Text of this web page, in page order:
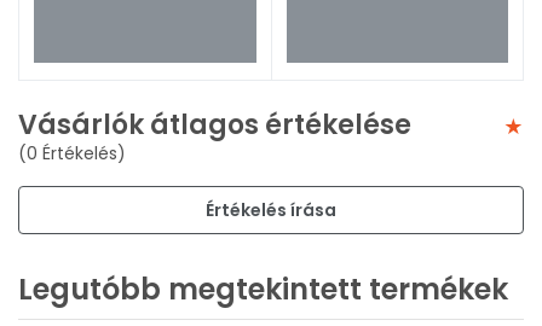
Vásárlók átlagos értékelése
(0 Értékelés)
Értékelés írása
Legutóbb megtekintett termékek